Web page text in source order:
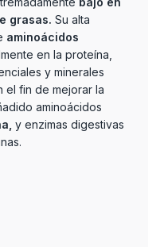
grasas. Su alta
aminoácidos
en la proteína,
y minerales
el fin de mejorar la
aminoácidos
y enzimas digestivas